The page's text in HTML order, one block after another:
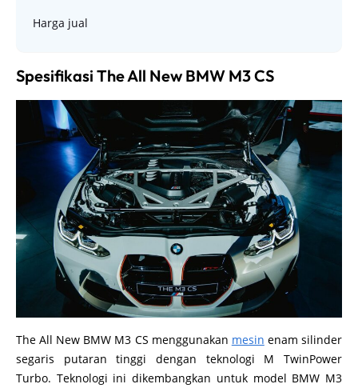
Harga jual
Spesifikasi The All New BMW M3 CS
The All New BMW M3 CS menggunakan mesin enam silinder
segaris putaran tinggi dengan teknologi M TwinPower
Turbo. Teknologi ini dikembangkan untuk model BMW M3